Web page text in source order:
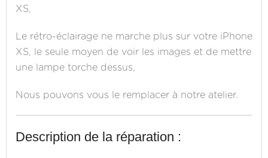
XS,
Le rétro-éclairage ne marche plus sur votre iPhone
XS, le seule moyen de voir les images et de mettre
une lampe torche dessus,
Nous pouvons vous le remplacer à notre atelier.
Description de la réparation :